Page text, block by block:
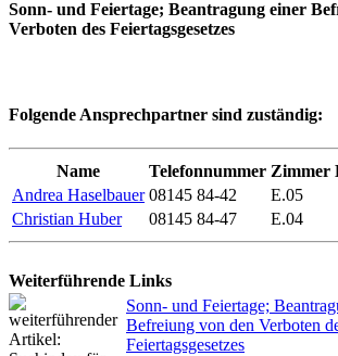
Sonn- und Feiertage; Beantragung einer
Verboten des Feiertagsgesetzes
Folgende Ansprechpartner sind zuständig:
Name Telefonnummer Zimmer
Andrea Haselbauer 08145 84-42
E.05
Christian Huber
08145 84-47 E.04
Weiterführende Links
Sonn- und Feiertage;
Befreiung von den Verboten
Feiertagsgesetzes